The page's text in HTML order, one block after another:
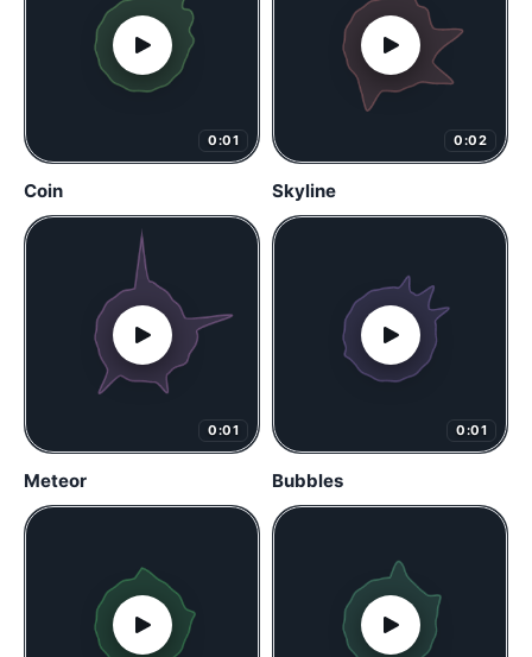
0:01
Coin
0:02
Skyline
0:01
Meteor
0:01
Bubbles